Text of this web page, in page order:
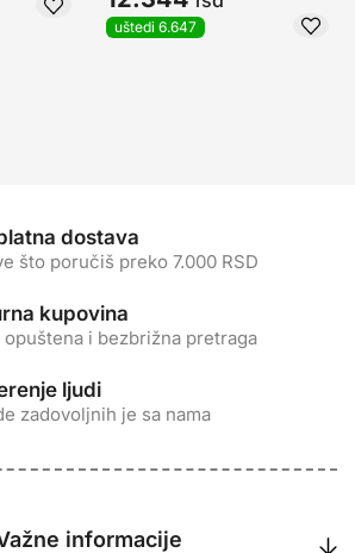
uštedi 6.647
dostava
što poručiš preko 7.000 RSD
kupovina
opuštena i bezbrižna pretraga
ljudi
zadovoljnih je sa nama
informacije